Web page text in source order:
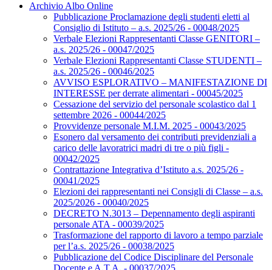
Archivio Albo Online
Pubblicazione Proclamazione degli studenti eletti al
Consiglio di Istituto – a.s. 2025/26 - 00048/2025
Verbale Elezioni Rappresentanti Classe GENITORI –
a.s. 2025/26 - 00047/2025
Verbale Elezioni Rappresentanti Classe STUDENTI –
a.s. 2025/26 - 00046/2025
AVVISO ESPLORATIVO – MANIFESTAZIONE DI
INTERESSE per derrate alimentari - 00045/2025
Cessazione del servizio del personale scolastico dal 1
settembre 2026 - 00044/2025
Provvidenze personale M.I.M. 2025 - 00043/2025
Esonero dal versamento dei contributi previdenziali a
carico delle lavoratrici madri di tre o più figli -
00042/2025
Contrattazione Integrativa d’Istituto a.s. 2025/26 -
00041/2025
Elezioni dei rappresentanti nei Consigli di Classe – a.s.
2025/2026 - 00040/2025
DECRETO N.3013 – Depennamento degli aspiranti
personale ATA - 00039/2025
Trasformazione del rapporto di lavoro a tempo parziale
per l’a.s. 2025/26 - 00038/2025
Pubblicazione del Codice Disciplinare del Personale